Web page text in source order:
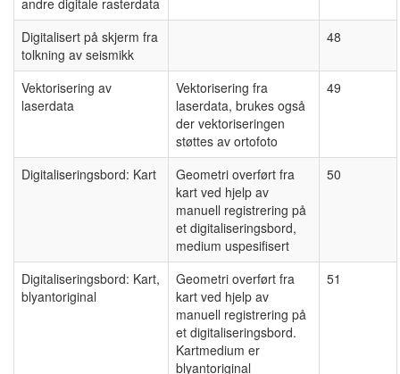
Digitalisert på skjerm fra
tolkning av seismikk
48
Vektorisering av
laserdata
Vektorisering fra
laserdata, brukes også
der vektoriseringen
støttes av ortofoto
49
Digitaliseringsbord: Kart
Geometri overført fra
kart ved hjelp av
manuell registrering på
et digitaliseringsbord,
medium uspesifisert
50
Digitaliseringsbord: Kart,
blyantoriginal
Geometri overført fra
kart ved hjelp av
manuell registrering på
et digitaliseringsbord.
Kartmedium er
blyantoriginal
51